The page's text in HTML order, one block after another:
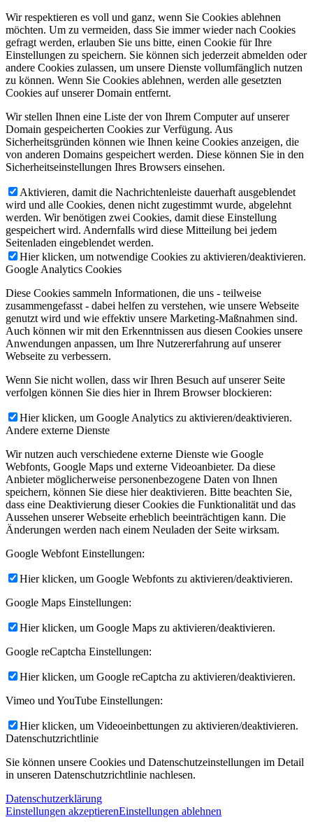
Wir respektieren es voll und ganz, wenn Sie Cookies ablehnen
möchten. Um zu vermeiden, dass Sie immer wieder nach Cookies
gefragt werden, erlauben Sie uns bitte, einen Cookie für Ihre
Einstellungen zu speichern. Sie können sich jederzeit abmelden oder
andere Cookies zulassen, um unsere Dienste vollumfänglich nutzen
zu können. Wenn Sie Cookies ablehnen, werden alle gesetzten
Cookies auf unserer Domain entfernt.
Wir stellen Ihnen eine Liste der von Ihrem Computer auf unserer
Domain gespeicherten Cookies zur Verfügung. Aus
Sicherheitsgründen können wie Ihnen keine Cookies anzeigen, die
von anderen Domains gespeichert werden. Diese können Sie in den
Sicherheitseinstellungen Ihres Browsers einsehen.
Aktivieren, damit die Nachrichtenleiste dauerhaft ausgeblendet
wird und alle Cookies, denen nicht zugestimmt wurde, abgelehnt
werden. Wir benötigen zwei Cookies, damit diese Einstellung
gespeichert wird. Andernfalls wird diese Mitteilung bei jedem
Seitenladen eingeblendet werden.
Hier klicken, um notwendige Cookies zu aktivieren/deaktivieren.
Google Analytics Cookies
Diese Cookies sammeln Informationen, die uns - teilweise
zusammengefasst - dabei helfen zu verstehen, wie unsere Webseite
genutzt wird und wie effektiv unsere Marketing-Maßnahmen sind.
Auch können wir mit den Erkenntnissen aus diesen Cookies unsere
Anwendungen anpassen, um Ihre Nutzererfahrung auf unserer
Webseite zu verbessern.
Wenn Sie nicht wollen, dass wir Ihren Besuch auf unserer Seite
verfolgen können Sie dies hier in Ihrem Browser blockieren:
Hier klicken, um Google Analytics zu aktivieren/deaktivieren.
Andere externe Dienste
Wir nutzen auch verschiedene externe Dienste wie Google
Webfonts, Google Maps und externe Videoanbieter. Da diese
Anbieter möglicherweise personenbezogene Daten von Ihnen
speichern, können Sie diese hier deaktivieren. Bitte beachten Sie,
dass eine Deaktivierung dieser Cookies die Funktionalität und das
Aussehen unserer Webseite erheblich beeinträchtigen kann. Die
Änderungen werden nach einem Neuladen der Seite wirksam.
Google Webfont Einstellungen:
Hier klicken, um Google Webfonts zu aktivieren/deaktivieren.
Google Maps Einstellungen:
Hier klicken, um Google Maps zu aktivieren/deaktivieren.
Google reCaptcha Einstellungen:
Hier klicken, um Google reCaptcha zu aktivieren/deaktivieren.
Vimeo und YouTube Einstellungen:
Hier klicken, um Videoeinbettungen zu aktivieren/deaktivieren.
Datenschutzrichtlinie
Sie können unsere Cookies und Datenschutzeinstellungen im Detail
in unseren Datenschutzrichtlinie nachlesen.
Datenschutzerklärung
Einstellungen akzeptierenEinstellungen ablehnen